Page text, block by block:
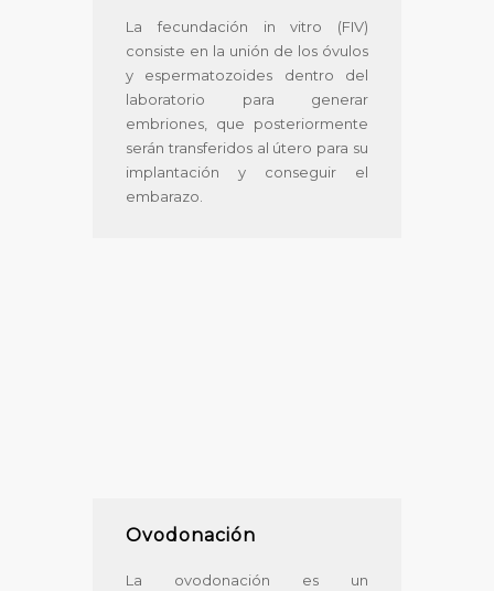
La fecundación in vitro (FIV)
consiste en la unión de los óvulos
y espermatozoides dentro del
laboratorio para generar
embriones, que posteriormente
serán transferidos al útero para su
implantación y conseguir el
embarazo.
Ovodonación
La ovodonación es un